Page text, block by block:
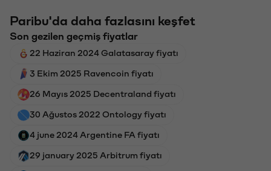
Paribu'da daha fazlasını keşfet
Son gezilen geçmiş fiyatlar
22 Haziran 2024 Galatasaray fiyatı
3 Ekim 2025 Ravencoin fiyatı
26 Mayıs 2025 Decentraland fiyatı
30 Ağustos 2022 Ontology fiyatı
4 june 2024 Argentine FA fiyatı
29 january 2025 Arbitrum fiyatı